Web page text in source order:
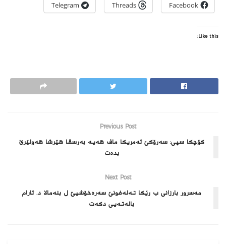
Facebook
Threads
Telegram
Like this:
Previous Post
كۆچكا سپى: سه‌رۆكێ ئه‌مریكا ماف هه‌یه‌ به‌رسڤا هێرشا هه‌ولێرێ
بده‌ت
Next Post
مه‌سرور بارزانی ب رێكا ته‌له‌فونێ سه‌ره‌خۆشیێ ل بنه‌مالا د. ئارام
باله‌ته‌یى دكه‌ت